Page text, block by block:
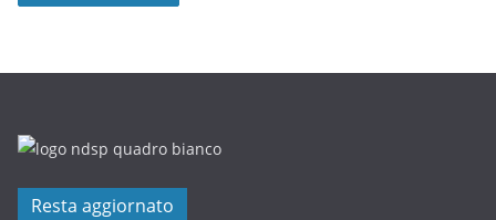
Resta aggiornato